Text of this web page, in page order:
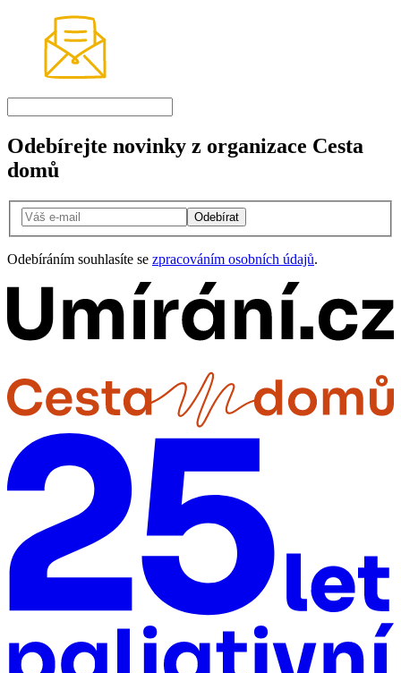
Odebírejte novinky z organizace Cesta
domů
Odebírat
Odebíráním souhlasíte se zpracováním osobních údajů.